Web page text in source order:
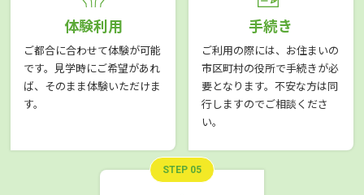
体験利用
ご都合に合わせて体験が可能
です。見学時にご希望があれ
ば、そのまま体験いただけま
す。
手続き
ご利用の際には、お住まいの
市区町村の役所で手続きが必
要となります。不安な方は同
行しますのでご相談くださ
い。
STEP 05